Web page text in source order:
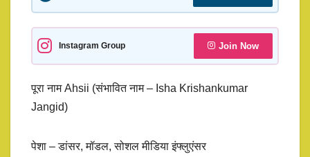
Instagram Group Join Now
पूरा नाम Ahsii (संभावित नाम – Isha Krishankumar
Jangid)
पेशा – डांसर, मॉडल, सोशल मीडिया इंफ्लुएंसर